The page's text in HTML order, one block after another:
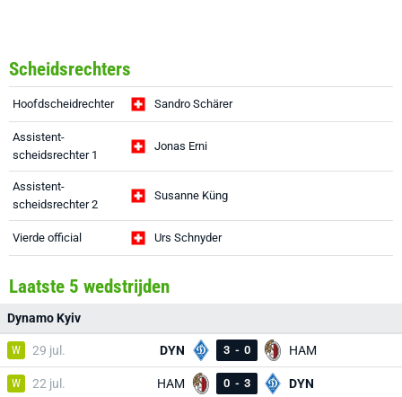
Scheidsrechters
Hoofdscheidrechter Sandro Schärer
Assistent-
scheidsrechter 1
Jonas Erni
Assistent-
scheidsrechter 2
Susanne Küng
Vierde official Urs Schnyder
Laatste 5 wedstrijden
Dynamo Kyiv
W 29 jul. DYN 3 - 0 HAM
W 22 jul. HAM 0 - 3 DYN